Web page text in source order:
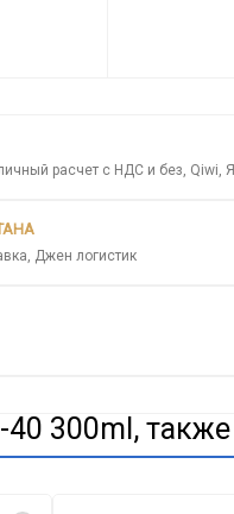
расчет с НДС и без, Qiwi,
Джен логистик
300ml,